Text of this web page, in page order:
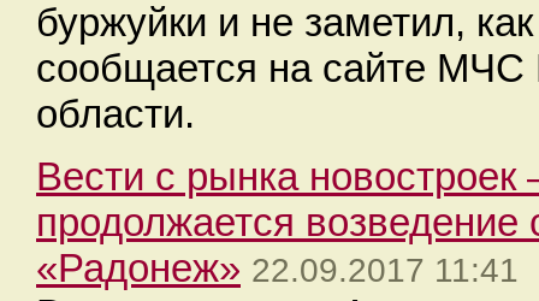
буржуйки и не заметил,
сообщается на сайте МЧС
области.
Вести с рынка
продолжается
«Радонеж» 22.09.2017 11:41